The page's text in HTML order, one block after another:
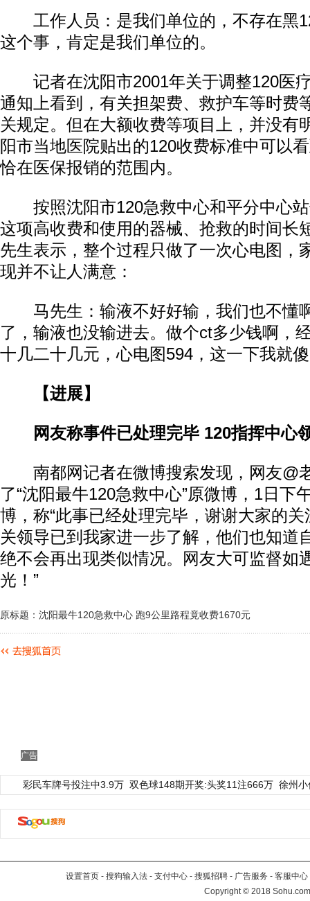
工作人员：是我们单位的，不存在黑
这个事，肯定是我们单位的。
记者在沈阳市2001年关于调整120医
通知上看到，有关担架费、救护车等时费
关规定。但在大额收费等项目上，并没有
阳市当地医院贴出的120收费标准中可以
恰在医保报销的范围内。
按照沈阳市120急救中心和平分中心站
这项高收费和使用的器械、抢救的时间长
先生表示，整个过程只做了一次心电图，
现并不让人满意：
马先生：输液不好好输，我们也不懂
了，输液也没输进去。做个ct多少钱啊，
十几二十几元，心电图594，这一下我就
【进展】
网友称事件已处理完毕 120指挥中心
南都网记者在微博搜索发现，网友@
了“沈阳最牛120急救中心”原微博，1日下
博，称“此事已经处理完毕，谢谢大家的
关领导已到我家进一步了解，他们也知道
绝不会再出现类似情况。网友大可监督如
光！”
原标题：沈阳最牛120急救中心 跑9公里路程竟收费1670元
广告
彩民车牌号投注中3.9万 双色球148期开奖:头奖11注666万 徐州
设置首页 - 搜狗输入法 - 支付中心 - 搜狐招聘 - 广告服务 - 客服中心
Copyright©2018